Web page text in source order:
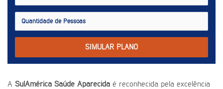
SIMULAR PLANO
A SulAmérica Saúde Aparecida é reconhecida pela excelência